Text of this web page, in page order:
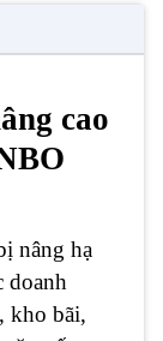
cao
nâng hạ
doanh
kho bãi,